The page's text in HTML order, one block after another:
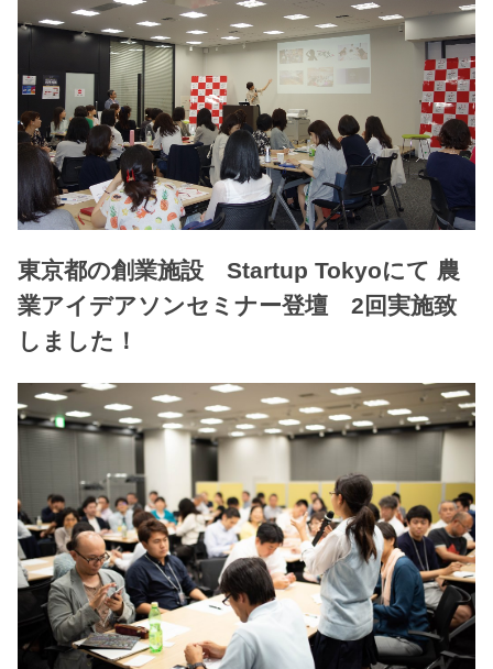
東京都の創業施設 Startup Tokyoにて 農
業アイデアソンセミナー登壇 2回実施致
しました！